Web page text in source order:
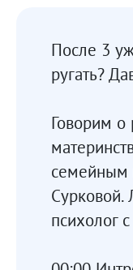
После 3
ругать?
Говорим о
семейным
Сурковой.
психолог